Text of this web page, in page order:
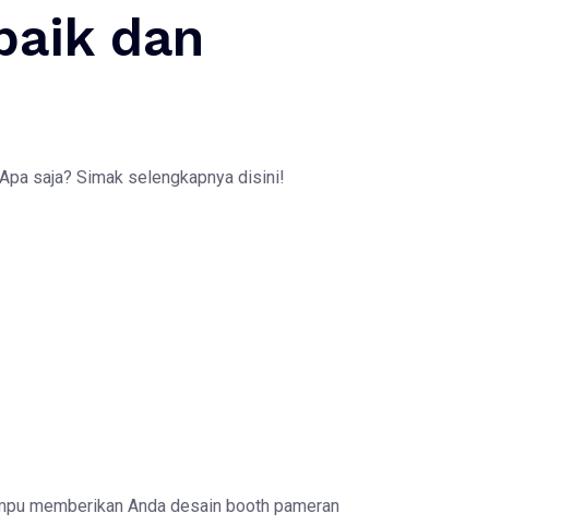
dan
saja? Simak selengkapnya disini!
memberikan Anda desain booth pameran